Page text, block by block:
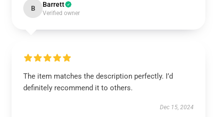
B Barrett
Verified owner
The item matches the description perfectly. I’d
definitely recommend it to others.
Dec 15, 2024